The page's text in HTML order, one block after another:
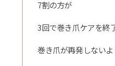
7割の方が
3回で巻き爪ケアを終
巻き爪が再発しないよ